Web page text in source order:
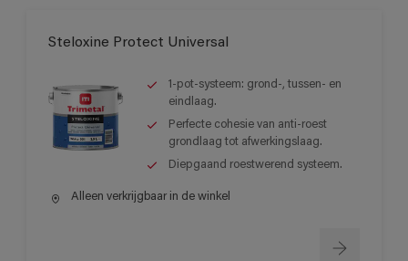
Steloxine Protect Universal
1-pot-systeem: grond-, tussen- en
eindlaag.
Perfecte cohesie van anti-roest
grondlaag tot afwerkingslaag.
Diepgaand roestwerend systeem.
Alleen verkrijgbaar in de winkel